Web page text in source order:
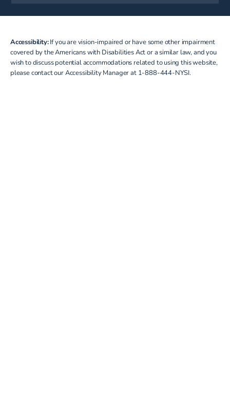
Accessibility:If you are vision-impaired or have some other impairment
covered by the Americans with Disabilities Act or a similar law, and you
wish to discuss potential accommodations related to using this website,
please contact our Accessibility Manager at 1-888-444-NYSI.